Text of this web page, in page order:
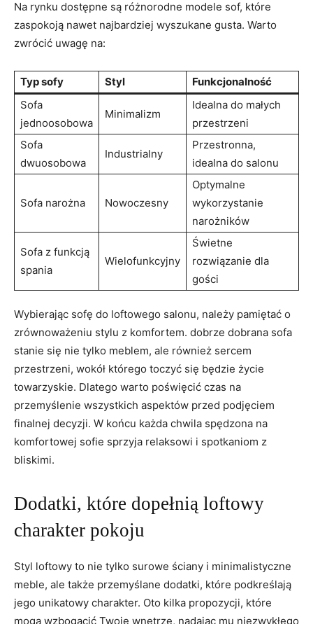
Na rynku dostępne są różnorodne modele sof, które
zaspokoją nawet najbardziej wyszukane gusta. Warto
zwrócić uwagę na:
Typ sofy Styl
Funkcjonalność
Sofa
jednoosobowa
Minimalizm
Idealna do małych
przestrzeni
Sofa
dwuosobowa
Industrialny
Przestronna,
idealna do salonu
Sofa narożna Nowoczesny
Optymalne
wykorzystanie
narożników
Sofa z funkcją
spania
Wielofunkcyjny
Świetne
rozwiązanie dla
gości
Wybierając sofę do loftowego salonu, należy pamiętać o
zrównoważeniu stylu z komfortem. dobrze dobrana sofa
stanie się nie tylko meblem, ale również sercem
przestrzeni, wokół którego toczyć się będzie życie
towarzyskie. Dlatego warto poświęcić czas na
przemyślenie wszystkich aspektów przed podjęciem
finalnej decyzji. W końcu każda chwila spędzona na
komfortowej sofie sprzyja relaksowi i spotkaniom z
bliskimi.
Dodatki, które dopełnią loftowy
charakter pokoju
Styl loftowy to nie tylko surowe ściany i minimalistyczne
meble, ale także przemyślane dodatki, które podkreślają
jego unikatowy charakter. Oto kilka propozycji, które
mogą wzbogacić Twoje wnętrze, nadając mu niezwykłego